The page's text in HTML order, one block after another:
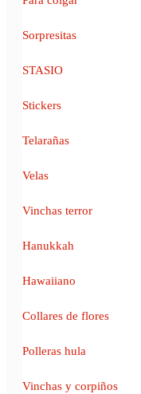
Sorpresitas
STASIO
Stickers
Telarañas
Velas
Vinchas terror
Hanukkah
Hawaiiano
Collares de flores
Polleras hula
Vinchas y corpiños